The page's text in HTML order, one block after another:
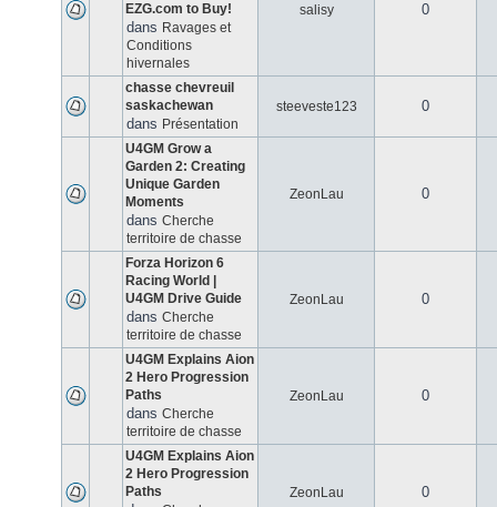
EZG.com to Buy!
dans Ravages et
Conditions
hivernales
salisy 0
chasse chevreuil
saskachewan
dans Présentation
steeveste123 0
U4GM Grow a
Garden 2: Creating
Unique Garden
Moments
dans Cherche
territoire de chasse
ZeonLau 0
Forza Horizon 6
Racing World |
U4GM Drive Guide
dans Cherche
territoire de chasse
ZeonLau 0
U4GM Explains Aion
2 Hero Progression
Paths
dans Cherche
territoire de chasse
ZeonLau 0
U4GM Explains Aion
2 Hero Progression
Paths
ZeonLau 0